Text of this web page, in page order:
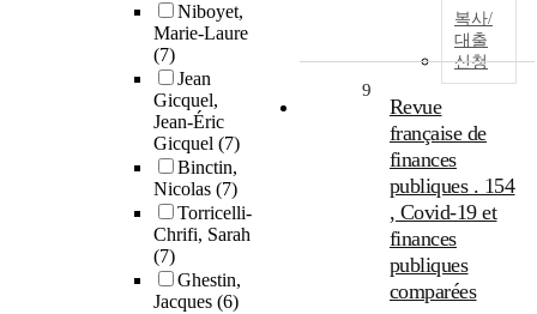
Niboyet,
Marie-Laure
(7)
Jean
Gicquel,
Jean-Éric
Gicquel (7)
Binctin,
Nicolas (7)
Torricelli-
Chrifi, Sarah
(7)
Ghestin,
Jacques (6)
복사/
대출
신청
9
Revue
française de
finances
publiques . 154
, Covid-19 et
finances
publiques
comparées